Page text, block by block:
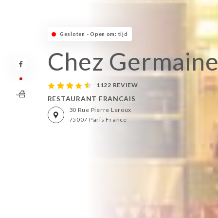
Gesloten - Open om: tijd
Chez
1122 REVIEW
RESTAURANT FRANCAIS
30 Rue Pierre Leroux
75007 Paris France